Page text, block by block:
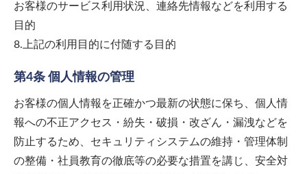
お客様のサービス利用状況、連絡先情報などを利用する
目的
8.上記の利用目的に付随する目的
第4条 個人情報の管理
お客様の個人情報を正確かつ最新の状態に保ち、個人情
報への不正アクセス・紛失・破損・改ざん・漏洩などを
防止するため、セキュリティシステムの維持・管理体制
の整備・社員教育の徹底等の必要な措置を講じ、安全対